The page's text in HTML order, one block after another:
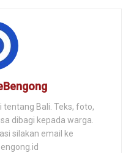
Bali. Teks, foto,
dibagi kepada warga.
silakan email ke